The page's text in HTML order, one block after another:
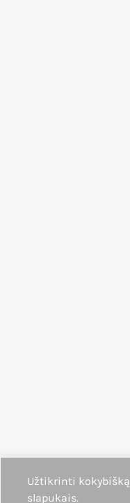
Užtikrinti
slapukais.